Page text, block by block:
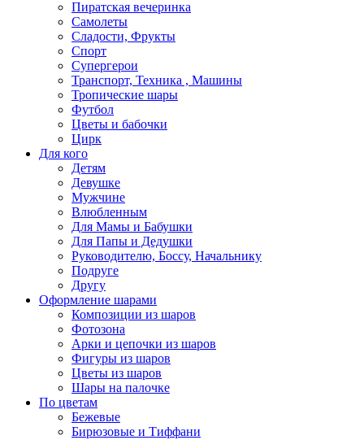
Пиратская вечеринка
Самолеты
Сладости, Фрукты
Спорт
Супергерои
Транспорт, Техника , Машины
Тропические шары
Футбол
Цветы и бабочки
Цирк
Для кого
Детям
Девушке
Мужчине
Влюбленным
Для Мамы и Бабушки
Для Папы и Дедушки
Руководителю, Боссу, Начальнику
Подруге
Другу
Оформление шарами
Композиции из шаров
Фотозона
Арки и цепочки из шаров
Фигуры из шаров
Цветы из шаров
Шары на палочке
По цветам
Бежевые
Бирюзовые и Тиффани